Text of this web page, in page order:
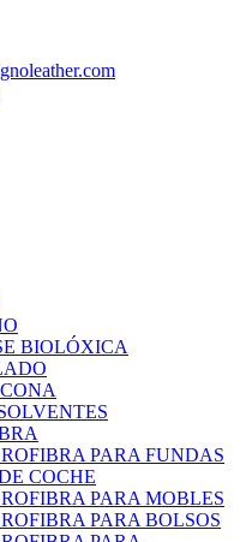
BIOLÓXICA
PARA FUNDAS
COCHE
PARA MOBLES
PARA BOLSOS